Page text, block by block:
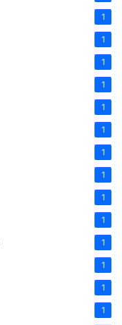
1
1
1
1
1
1
1
1
1
1
1
1
1
1